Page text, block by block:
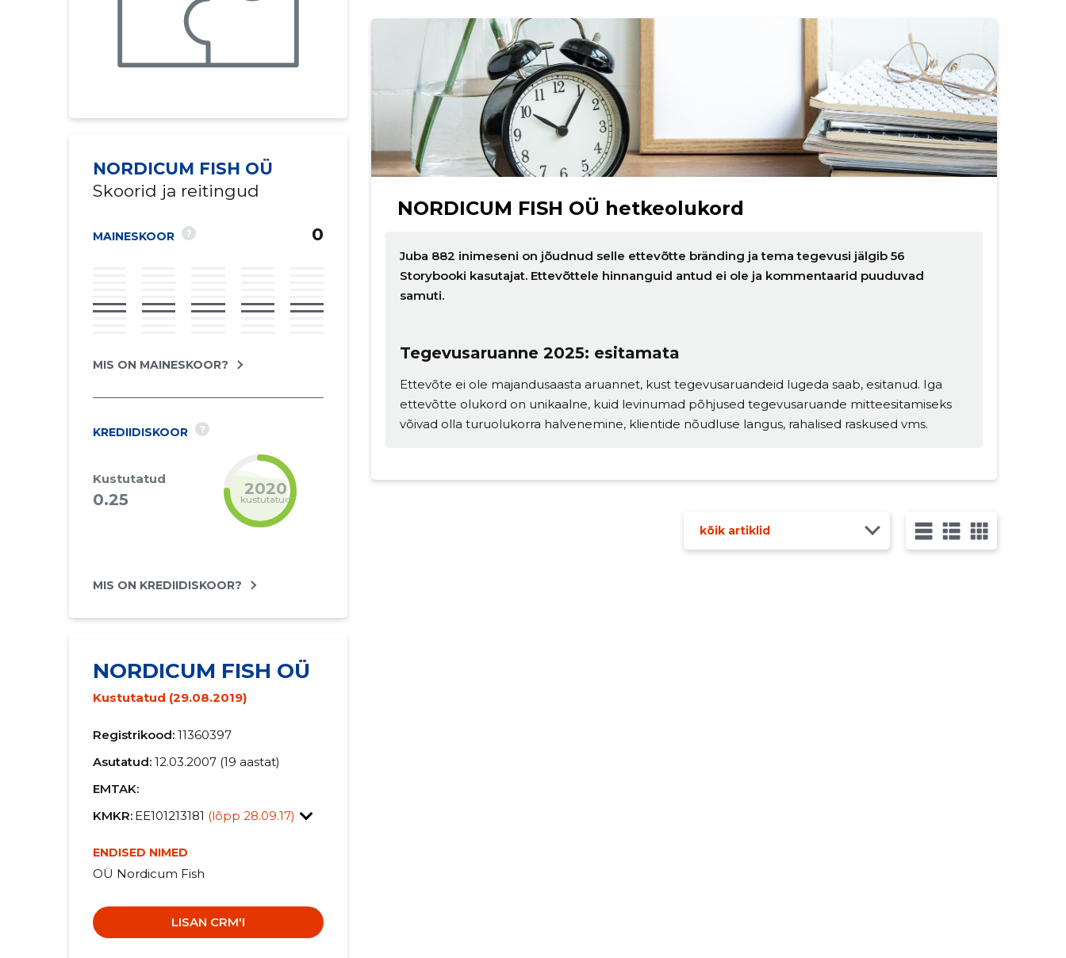
NORDICUM FISH OÜ
Skoorid ja reitingud
MAINESKOOR ? 0
MIS ON MAINESKOOR?
KREDIIDISKOOR ?
Kustutatud
0.25
2020
kustutatud
MIS ON KREDIIDISKOOR?
NORDICUM FISH OÜ
Kustutatud (29.08.2019)
Registrikood: 11360397
Asutatud: 12.03.2007 (19 aastat)
EMTAK:
KMKR: EE101213181 (lõpp 28.09.17)
ENDISED NIMED
OÜ Nordicum Fish
LISAN CRM'I
NORDICUM FISH OÜ hetkeolukord
Juba 882 inimeseni on jõudnud selle ettevõtte bränding ja tema tegevusi jälgib 56
Storybooki kasutajat. Ettevõttele hinnanguid antud ei ole ja kommentaarid puuduvad
samuti.
Tegevusaruanne 2025: esitamata
Ettevõte ei ole majandusaasta aruannet, kust tegevusaruandeid lugeda saab, esitanud. Iga
ettevõtte olukord on unikaalne, kuid levinumad põhjused tegevusaruande mitteesitamiseks
võivad olla turuolukorra halvenemine, klientide nõudluse langus, rahalised raskused vms.
kõik artiklid